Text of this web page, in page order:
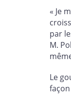
« Je
par
M.
Le